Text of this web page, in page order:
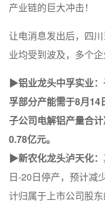
产业链的巨大冲击！
让电消息发出后，四
业均受到波及，多个
▶铝业龙头中孚实业
孚部分产能需于8月14
子公司电解铝产量合
0.78亿元。
▶新农化龙头泸天化：
日-20日停产，预计减
计归属于上市公司股